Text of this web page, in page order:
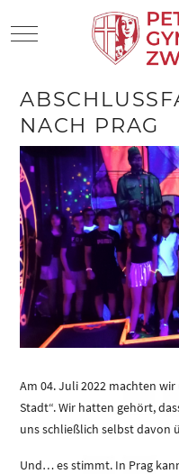
Mobile Menu Toggle
NACH PRAG
Am 04. Juli 2022 machten
Stadt“. Wir hatten gehört,
uns schließlich selbst davon
Und… es stimmt. In Prag